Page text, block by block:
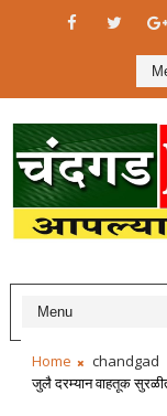
Home chandgad
जुलै दरम्यान वाहतूक